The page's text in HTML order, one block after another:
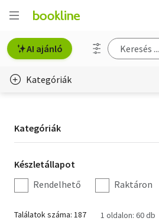
AI ajánló
Kategóriák
Erotika
Gyermek- és ifjúsági
Hobbi, szabadidő
Irodalom
Kategória
szűrés
Kategóriák
Készletállapot
szűrés
Készletállapot
Rendelhető
Raktáron
Találatok száma: 187 1 oldalon: 60 db